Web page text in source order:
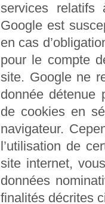
services relatifs
Google est
en cas
pour le compte
site. Google ne
donnée détenue
de cookies en
navigateur.
l’utilisation de
site internet,
données
finalités décrites